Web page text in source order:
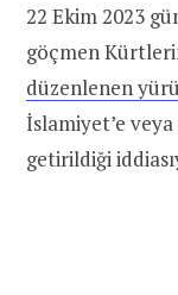
22 Ekim 2023
göçmen
düzenlenen
İslamiyet’e
getirildiği